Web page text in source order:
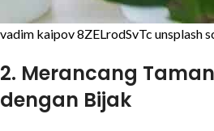
vadim kaipov 8ZELrodSvTc unsplash
2. Merancang
dengan Bijak